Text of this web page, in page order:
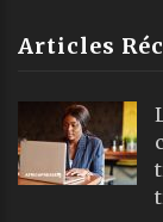
Articles